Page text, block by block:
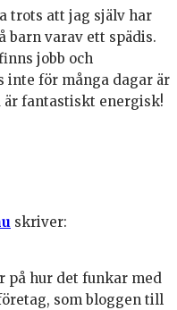
trots att jag själv har
barn varav ett spädis.
jobb och
inte för många dagar är
är fantastiskt energisk!
skriver:
på hur det funkar med
som bloggen till